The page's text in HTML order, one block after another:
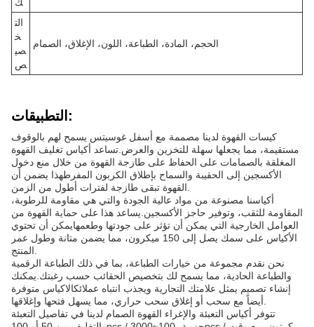
الت
خ
صي
ص
الحجم، المادة، الطباعة، اللون، الإغلاق، الصمام
التطبيقات:
كيسات القهوة لدينا مصممة مع أسفل غوسيتس يسمح لهم بالوقوف
مستقيمة، مما يجعلها سهلة للتخزين والعرض.تساعد أكياس تغليف القهوة
المغلقة بالصمامات على الحفاظ على طازجة القهوة من خلال منع دخول
الأكسجين إلى الحقيبة والسماح بإطلاق الكربون المفرطهذا يضمن أن
أكياسنا مصنوعة من مواد عالية الجودة والتي هي مقاومة للرطوبة،
المقاومة للثقب، وتوفير حاجز الأكسجين.يساعد هذا على حماية القهوة من
العوامل الخارجية التي يمكن أن تؤثر على جودتها وطعمهايمكن أن تحتوي
الأكياس على سمك يصل إلى 150 ميكرون، مما يضمن متانة وطول عمر
نحن نقدم مجموعة من خيارات الطباعة، بما في ذلك الطباعة الرقمية
والطباعة الحادية، مما يسمح لك بتخصيص الحقائب حسب رغبتك.يمكنك
إنشاء تصميم يمثل علامتك التجارية ويجذب انتباه عملائكالاكياس متوفرة
تتوفر أكياس التعبئة والإغراء القهوة الصمام لدينا في تفاصيل التعبئة